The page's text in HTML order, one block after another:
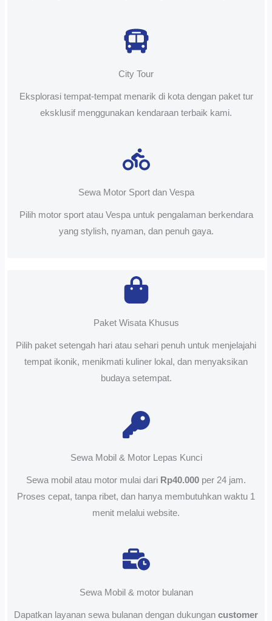
City Tour
Eksplorasi tempat-tempat menarik di kota dengan paket tur
eksklusif menggunakan kendaraan terbaik kami.
Sewa Motor Sport dan Vespa
Pilih motor sport atau Vespa untuk pengalaman berkendara
yang stylish, nyaman, dan penuh gaya.
Paket Wisata Khusus
Pilih paket setengah hari atau sehari penuh untuk menjelajahi
tempat ikonik, menikmati kuliner lokal, dan menyaksikan
budaya setempat.
Sewa Mobil & Motor Lepas Kunci
Sewa mobil atau motor mulai dari Rp40.000 per 24 jam.
Proses cepat, tanpa ribet, dan hanya membutuhkan waktu 1
menit melalui website.
Sewa Mobil & motor bulanan
Dapatkan layanan sewa bulanan dengan dukungan customer